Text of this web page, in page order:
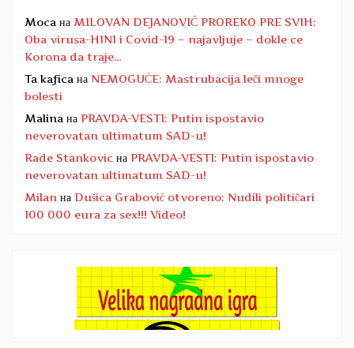
Moca на MILOVAN DEJANOVIĆ PROREKO PRE SVIH:
Oba virusa-H1N1 i Covid-19 – najavljuje – dokle ce
Korona da traje…
Ta kafica на NEMOGUĆE: Mastrubacija leči mnoge
bolesti
Malina на PRAVDA-VESTI: Putin ispostavio
neverovatan ultimatum SAD-u!
Rade Stankovic на PRAVDA-VESTI: Putin ispostavio
neverovatan ultimatum SAD-u!
Milan на Dušica Grabović otvoreno: Nudili političari
100 000 eura za sex!!! Video!